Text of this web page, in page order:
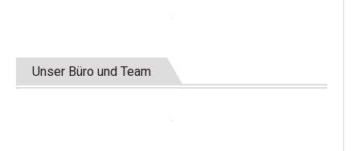
Unser Büro und Team